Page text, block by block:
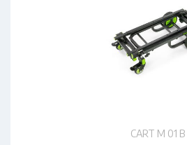
CART M 01 B